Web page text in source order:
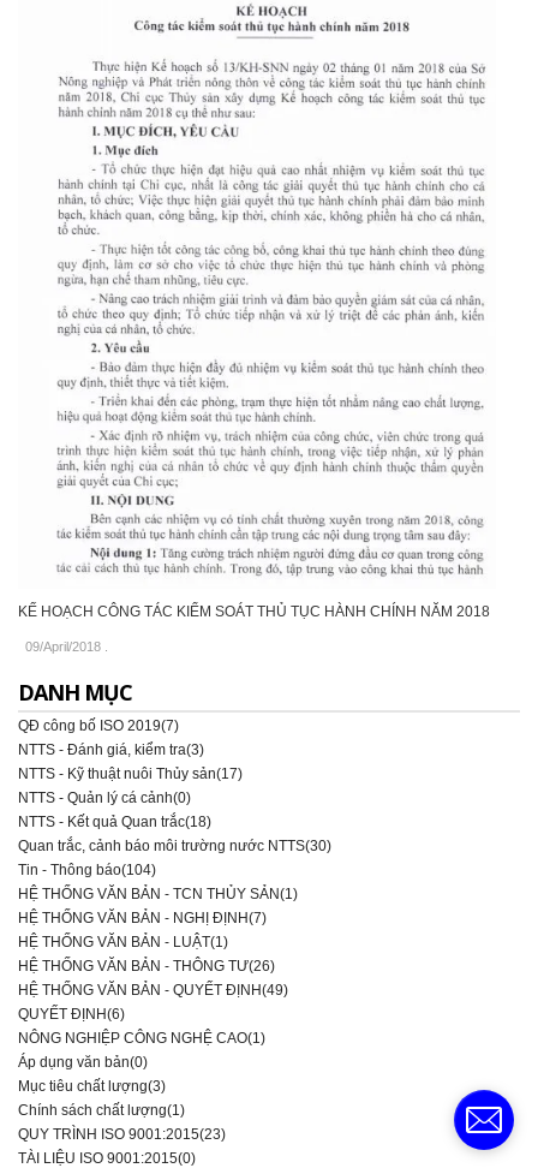
KẾ HOẠCH CÔNG TÁC KIỂM SOÁT THỦ TỤC HÀNH CHÍNH NĂM 2018
09/April/2018
DANH MỤC
QĐ công bố ISO 2019(7)
NTTS - Đánh giá, kiểm tra(3)
NTTS - Kỹ thuật nuôi Thủy sản(17)
NTTS - Quản lý cá cảnh(0)
NTTS - Kết quả Quan trắc(18)
Quan trắc, cảnh báo môi trường nước NTTS(30)
Tin - Thông báo(104)
HỆ THỐNG VĂN BẢN - TCN THỦY SẢN(1)
HỆ THỐNG VĂN BẢN - NGHỊ ĐỊNH(7)
HỆ THỐNG VĂN BẢN - LUẬT(1)
HỆ THỐNG VĂN BẢN - THÔNG TƯ(26)
HỆ THỐNG VĂN BẢN - QUYẾT ĐỊNH(49)
QUYẾT ĐỊNH(6)
NÔNG NGHIỆP CÔNG NGHỆ CAO(1)
Áp dụng văn bản(0)
Mục tiêu chất lượng(3)
Chính sách chất lượng(1)
QUY TRÌNH ISO 9001:2015(23)
TÀI LIỆU ISO 9001:2015(0)